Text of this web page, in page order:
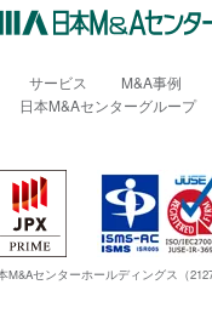
サービス M&A事例
日本M&Aセンターグループ
センターホールディングス（